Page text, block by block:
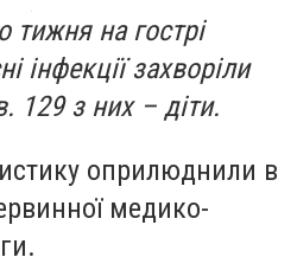
тижня на гострі
інфекції захворіли
129 з них – діти.
оприлюднили в
медико-